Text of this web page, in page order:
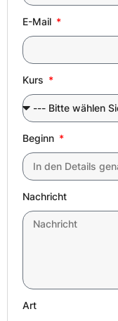
E-Mail
Kurs
Beginn
Nachricht
Art